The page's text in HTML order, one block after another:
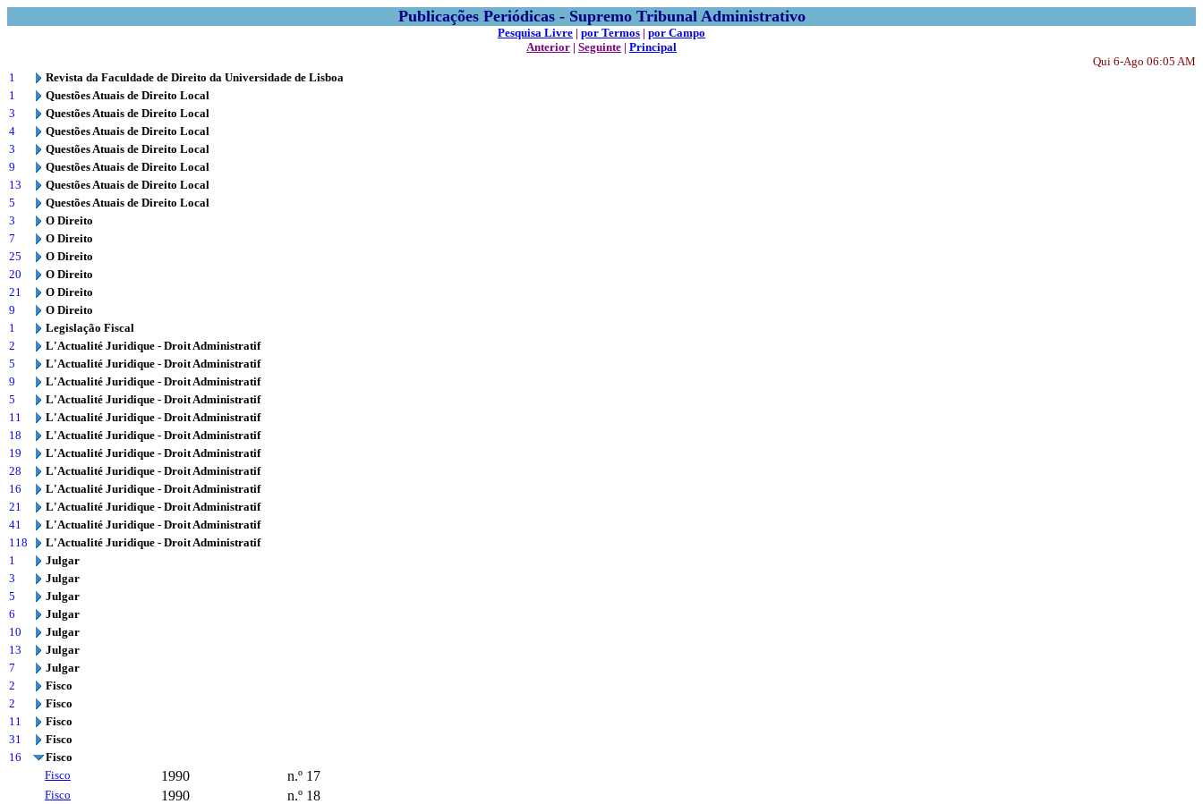
Publicações Periódicas - Supremo Tribunal Administrativo
Pesquisa Livre | por Termos | por Campo
Anterior | Seguinte | Principal
Qui 6-Ago 06:05 AM
1
Revista da Faculdade de Direito da Universidade de Lisboa
1
Questões Atuais de Direito Local
3
Questões Atuais de Direito Local
4
Questões Atuais de Direito Local
3
Questões Atuais de Direito Local
9
Questões Atuais de Direito Local
13
Questões Atuais de Direito Local
5
Questões Atuais de Direito Local
3
O Direito
7
O Direito
25
O Direito
20
O Direito
21
O Direito
9
O Direito
1
Legislação Fiscal
2
L'Actualité Juridique - Droit Administratif
5
L'Actualité Juridique - Droit Administratif
9
L'Actualité Juridique - Droit Administratif
5
L'Actualité Juridique - Droit Administratif
11
L'Actualité Juridique - Droit Administratif
18
L'Actualité Juridique - Droit Administratif
19
L'Actualité Juridique - Droit Administratif
28
L'Actualité Juridique - Droit Administratif
16
L'Actualité Juridique - Droit Administratif
21
L'Actualité Juridique - Droit Administratif
41
L'Actualité Juridique - Droit Administratif
118
L'Actualité Juridique - Droit Administratif
1
Julgar
3
Julgar
5
Julgar
6
Julgar
10
Julgar
13
Julgar
7
Julgar
2
Fisco
2
Fisco
11
Fisco
31
Fisco
16
Fisco
Fisco
1990 n.º 17
Fisco 1990 n.º 18